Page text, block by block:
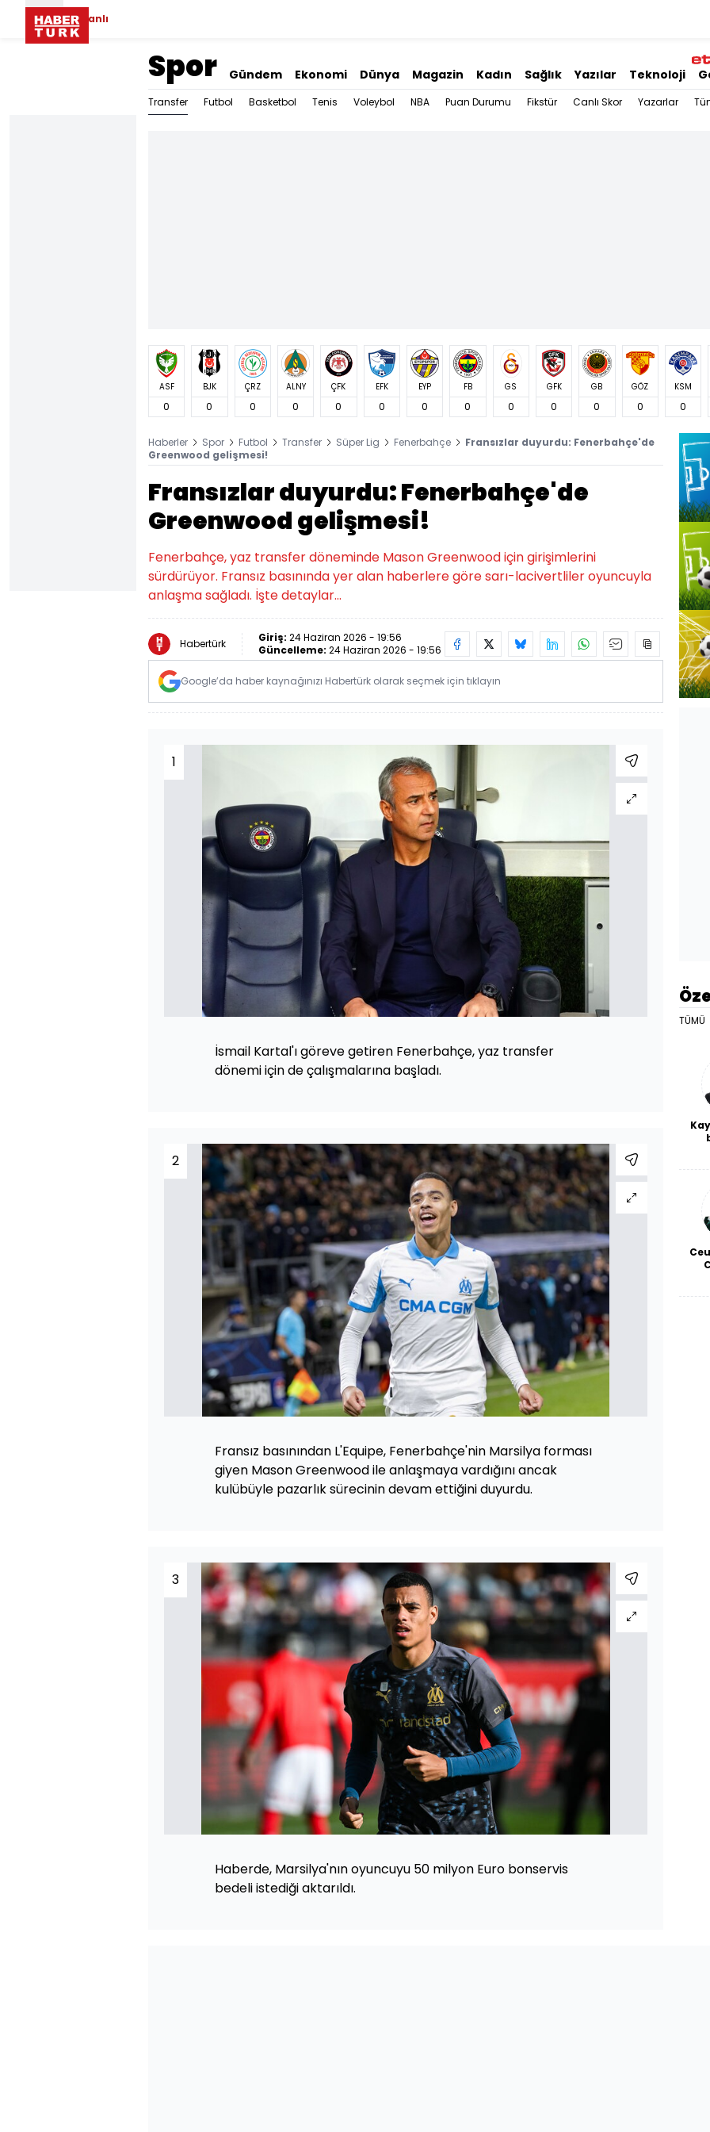
Canlı
Spor Gündem Ekonomi Dünya Magazin Kadın Sağlık Yazılar Teknoloji
Transfer Futbol Basketbol Tenis Voleybol NBA Puan Durumu Fikstür Canlı Skor Yazarlar
ASF
0
BJK
0
ÇRZ
0
ALNY
0
ÇFK
0
EFK
0
EYP
0
FB
0
GS
0
GFK
0
GB
0
GÖZ
0
KSM
0
Haberler Spor Futbol Transfer Süper Lig Fenerbahçe
Fransızlar duyurdu: Fenerbahçe'de
Greenwood gelişmesi!
Fransızlar duyurdu: Fenerbahçe'de
Greenwood gelişmesi!
Fenerbahçe, yaz transfer döneminde Mason Greenwood için girişimlerini
sürdürüyor. Fransız basınında yer alan haberlere göre sarı-lacivertliler oyuncuyla
anlaşma sağladı. İşte detaylar...
Habertürk Giriş: 24 Haziran 2026 - 19:56
Güncelleme: 24 Haziran 2026 - 19:56
Google’da haber kaynağınızı Habertürk olarak seçmek için tıklayın
1
İsmail Kartal'ı göreve getiren Fenerbahçe, yaz transfer
dönemi için de çalışmalarına başladı.
2
Fransız basınından L'Equipe, Fenerbahçe'nin Marsilya forması
giyen Mason Greenwood ile anlaşmaya vardığını ancak
kulübüyle pazarlık sürecinin devam ettiğini duyurdu.
3
Haberde, Marsilya'nın oyuncuyu 50 milyon Euro bonservis
bedeli istediği aktarıldı.
TÜMÜ